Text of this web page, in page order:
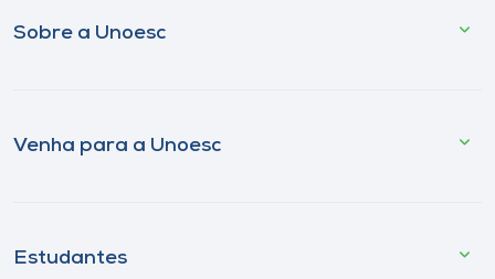
Sobre a Unoesc
Venha para a Unoesc
Estudantes